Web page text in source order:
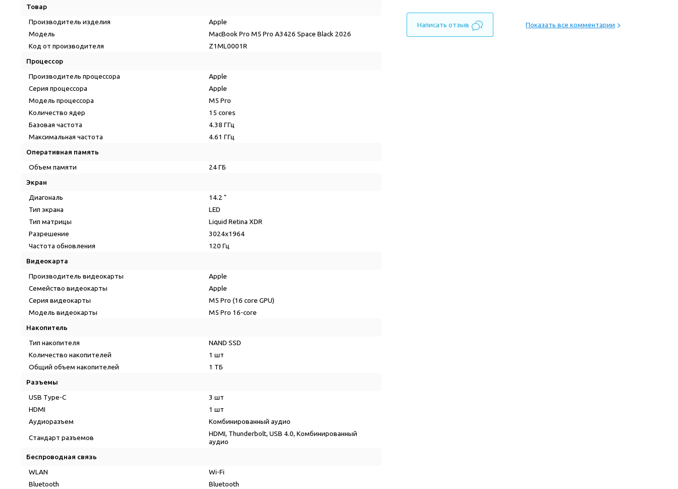
Товар
Производитель изделия
Apple
Модель
MacBook Pro M5 Pro A3426 Space Black 2026
Код от производителя
Z1ML0001R
Процессор
Производитель процессора
Apple
Серия процессора
Apple
Модель процессора
M5 Pro
Количество ядер
15 cores
Базовая частота
4.38 ГГц
Максимальная частота
4.61 ГГц
Оперативная память
Объем памяти
24 ГБ
Экран
Диагональ
14.2 "
Тип экрана
LED
Тип матрицы
Liquid Retina XDR
Разрешение
3024x1964
Частота обновления
120 Гц
Видеокарта
Производитель видеокарты
Apple
Семейство видеокарты
Apple
Серия видеокарты
M5 Pro (16 core GPU)
Модель видеокарты
M5 Pro 16-core
Накопитель
Тип накопителя
NAND SSD
Количество накопителей
1 шт
Общий объем накопителей
1 ТБ
Разъемы
USB Type-C
3 шт
HDMI
1 шт
Аудиоразъем
Комбинированный аудио
Стандарт разъемов
HDMI, Thunderbolt, USB 4.0, Комбинированный
аудио
Беспроводная связь
WLAN
Wi-Fi
Bluetooth
Bluetooth
Написать отзыв Показать все комментарии